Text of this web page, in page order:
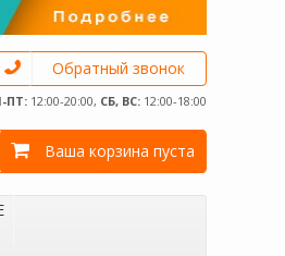
Обратный звонок
ПТ: 12:00-20:00, СБ, ВС: 12:00-18:00
Ваша корзина пуста